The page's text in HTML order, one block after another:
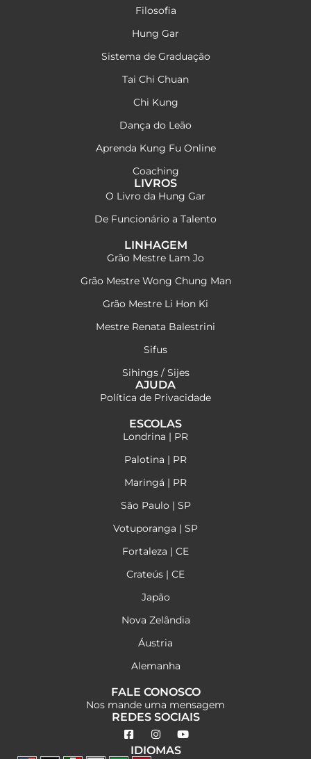
Filosofia
Hung Gar
Sistema de Graduação
Tai Chi Chuan
Chi Kung
Dança do Leão
Aprenda Kung Fu Online
Coaching
LIVROS
O Livro da Hung Gar
De Funcionário a Talento
LINHAGEM
Grão Mestre Lam Jo
Grão Mestre Wong Chung Man
Grão Mestre Li Hon Ki
Mestre Renata Balestrini
Sifus
Sihings / Sijes
AJUDA
Política de Privacidade
ESCOLAS
Londrina | PR
Palotina | PR
Maringá | PR
São Paulo | SP
Votuporanga | SP
Fortaleza | CE
Crateús | CE
Japão
Nova Zelândia
Áustria
Alemanha
FALE CONOSCO
Nos mande uma mensagem
REDES SOCIAIS
IDIOMAS